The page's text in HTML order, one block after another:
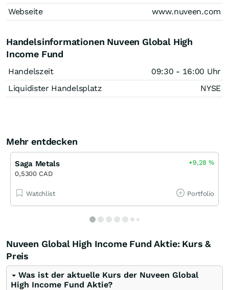
Webseite
www.nuveen.com
Handelsinformationen Nuveen Global High
Income Fund
Handelszeit
09:30 - 16:00 Uhr
Liquidister Handelsplatz
NYSE
Mehr entdecken
Saga Metals
0,5300 CAD
+9,28%
Watchlist Portfolio
Nuveen Global High Income Fund Aktie: Kurs &
Preis
Was ist der aktuelle Kurs der Nuveen Global
High Income Fund Aktie?